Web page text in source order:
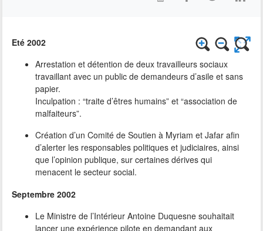
Eté 2002
Arrestation et détention de deux travailleurs sociaux
travaillant avec un public de demandeurs d’asile et sans
papier.
Inculpation : “traite d’êtres humains” et “association de
malfaiteurs”.
Création d’un Comité de Soutien à Myriam et Jafar afin
d’alerter les responsables politiques et judiciaires, ainsi
que l’opinion publique, sur certaines dérives qui
menacent le secteur social.
Septembre 2002
Le Ministre de l’Intérieur Antoine Duquesne souhaitait
lancer une expérience pilote en demandant aux